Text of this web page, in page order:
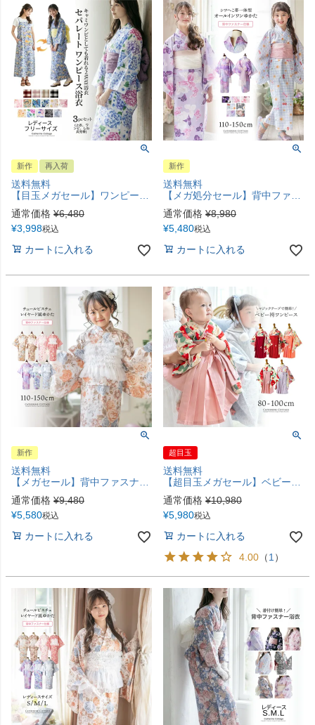
新作 再入荷
送料無料
【目玉メガセール】ワンピースにもなる2wayレディース浴衣 2部式 2way セパレート浴衣 レディース ジュニア かんたん着付け カジュアルワンピース 和装 キャサリンコテージ TAK
通常価格 ¥6,480
¥3,998税込
カートに入れる
新作
送料無料
【メガ処分セール】背中ファスナー浴衣キッズ 女の子 和装 浴衣 一体型スカート 兵児帯 花火柄 花柄 紫陽花柄 ギンガムチェック オールインワン浴衣 簡単着付け 幼稚園 保育園 小学生 キャサリンコテージ TAK
通常価格 ¥8,980
¥5,480税込
カートに入れる
新作
送料無料
【メガセール】背中ファスナー チュールビスチェレイヤード風浴衣 キッズ オールインワン浴衣 着付け簡単 花柄 チェック柄 女の子 子供浴衣 小学生 親子お揃い キャサリンコテージ TAK
通常価格 ¥9,480
¥5,580税込
カートに入れる
超目玉
送料無料
【超目玉メガセール】ベビー袴ワンピース 女の子 袴風 ベビー服 ベビー袴 着物 和装 お食い初め お宮参り 100日祝い お正月 オリジナル和柄 キャサリンコテージ TAK
通常価格 ¥10,980
¥5,980税込
カートに入れる
4.00 （1 ）